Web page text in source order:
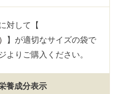
対して【
】が適切なサイズの袋で
よりご購入ください。
養成分表示